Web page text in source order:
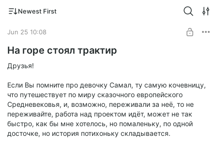
Newest First
Jun 25 10:08
На горе стоял трактир
Друзья!
Если Вы помните про девочку Самал, ту самую кочевницу,
что путешествует по миру сказочного европейского
Средневековья, и, возможно, переживали за неё, то не
переживайте, работа над проектом идёт, может не так
быстро, как бы мне хотелось, но помаленьку, по одной
досточке, но история потихоньку складывается.